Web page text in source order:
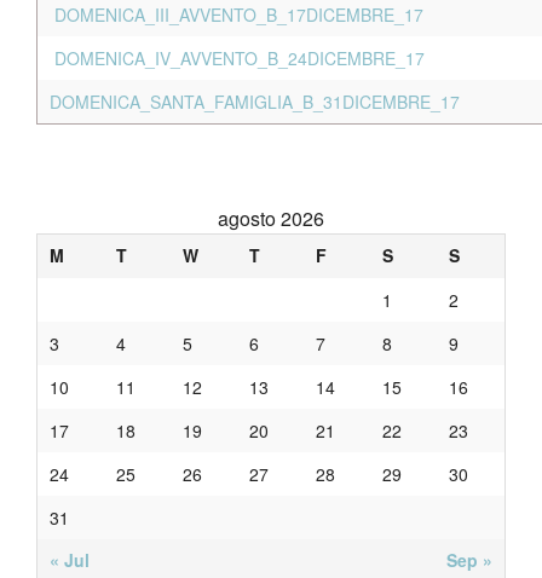
DOMENICA_III_AVVENTO_B_17DICEMBRE_17
DOMENICA_IV_AVVENTO_B_24DICEMBRE_17
DOMENICA_SANTA_FAMIGLIA_B_31DICEMBRE_17
agosto 2026
M T W T F S
S
1
2
3
4 5 6 7 8
9
10
11 12 13 14 15
16
17
18 19 20 21 22
23
24
25 26 27 28 29
30
31
« Jul
Sep »